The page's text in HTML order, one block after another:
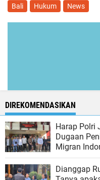
Bali Hukum News
DIREKOMENDASIKAN
Harap Polri
Dugaan
Migran
Dianggap